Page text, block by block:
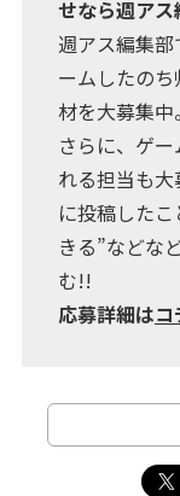
せなら週アス
週アス編集
ームしたの
材を大募集中。
さらに、ゲ
れる担当も
に投稿した
きる”などな
む!!
応募詳細はコ